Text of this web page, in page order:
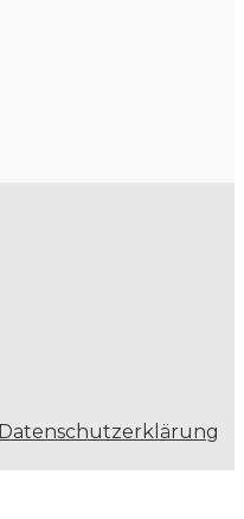
Datenschutzerklärung